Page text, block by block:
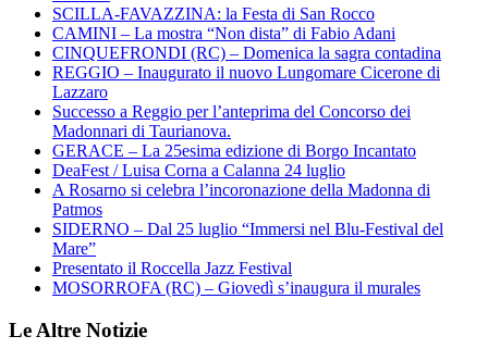
SCILLA-FAVAZZINA: la Festa di San Rocco
CAMINI – La mostra “Non dista” di Fabio Adani
CINQUEFRONDI (RC) – Domenica la sagra contadina
REGGIO – Inaugurato il nuovo Lungomare Cicerone di
Lazzaro
Successo a Reggio per l’anteprima del Concorso dei
Madonnari di Taurianova.
GERACE – La 25esima edizione di Borgo Incantato
DeaFest / Luisa Corna a Calanna 24 luglio
A Rosarno si celebra l’incoronazione della Madonna di
Patmos
SIDERNO – Dal 25 luglio “Immersi nel Blu-Festival del
Mare”
Presentato il Roccella Jazz Festival
MOSORROFA (RC) – Giovedì s’inaugura il murales
Le Altre Notizie